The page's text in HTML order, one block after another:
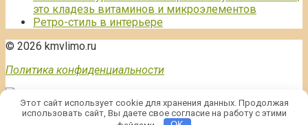
это кладезь витаминов и микроэлементов
Ретро-стиль в интерьере
© 2026 kmvlimo.ru
Политика конфиденциальности
Этот сайт использует cookie для хранения данных. Продолжая
использовать сайт, Вы даете свое согласие на работу с этими